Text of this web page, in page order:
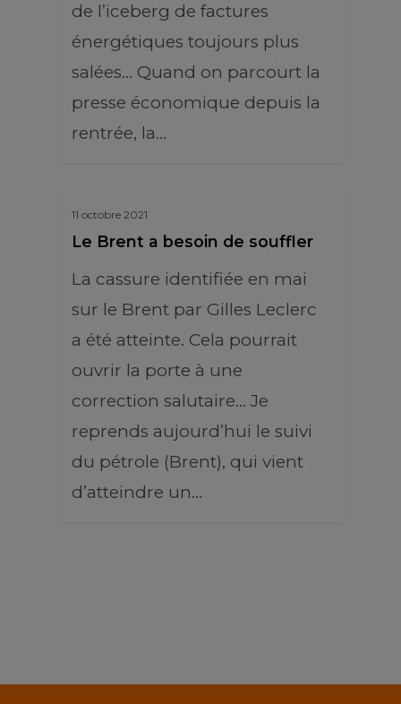
de l’iceberg de factures
énergétiques toujours plus
salées... Quand on parcourt la
presse économique depuis la
rentrée, la…
11 octobre 2021
Le Brent a besoin de souffler
La cassure identifiée en mai
sur le Brent par Gilles Leclerc
a été atteinte. Cela pourrait
ouvrir la porte à une
correction salutaire... Je
reprends aujourd’hui le suivi
du pétrole (Brent), qui vient
d’atteindre un…